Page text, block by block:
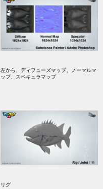
左から、ディフューズマップ、ノーマルマ
ップ、スペキュラマップ
リグ